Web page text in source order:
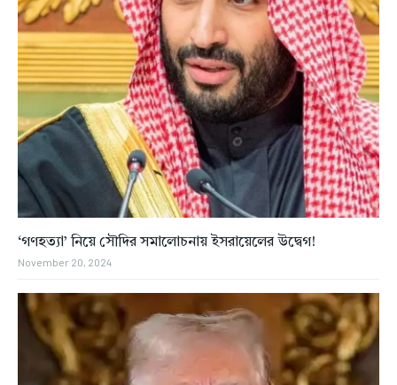
‘গণহত্যা’ নিয়ে সৌদির সমালোচনায় ইসরায়েলের উদ্বেগ!
November 20, 2024